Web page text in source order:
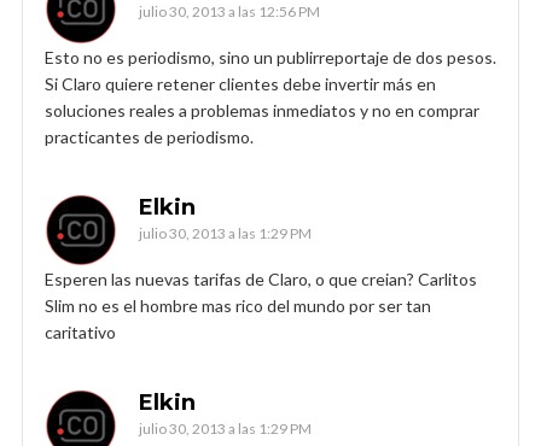
julio 30, 2013 a las 12:56 PM
Esto no es periodismo, sino un publirreportaje de dos pesos.
Si Claro quiere retener clientes debe invertir más en
soluciones reales a problemas inmediatos y no en comprar
practicantes de periodismo.
Elkin
julio 30, 2013 a las 1:29 PM
Esperen las nuevas tarifas de Claro, o que creian? Carlitos
Slim no es el hombre mas rico del mundo por ser tan
caritativo
Elkin
julio 30, 2013 a las 1:29 PM